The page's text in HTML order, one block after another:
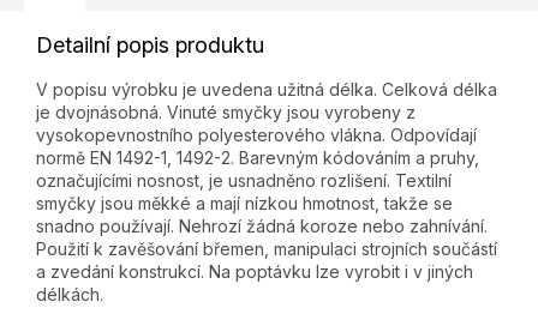
Detailní popis produktu
V popisu výrobku je uvedena užitná délka. Celková délka
je dvojnásobná. Vinuté smyčky jsou vyrobeny z
vysokopevnostního polyesterového vlákna. Odpovídají
normě EN 1492-1, 1492-2. Barevným kódováním a pruhy,
označujícími nosnost, je usnadněno rozlišení. Textilní
smyčky jsou měkké a mají nízkou hmotnost, takže se
snadno používají. Nehrozí žádná koroze nebo zahnívání.
Použití k zavěšování břemen, manipulaci strojních součástí
a zvedání konstrukcí. Na poptávku lze vyrobit i v jiných
délkách.